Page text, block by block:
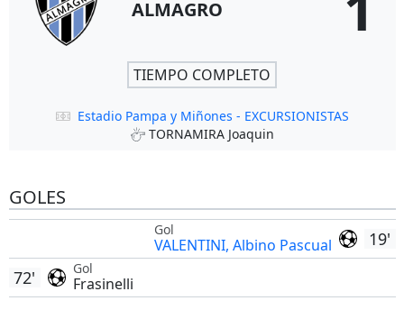
ALMAGRO
TIEMPO COMPLETO
Estadio Pampa y Miñones - EXCURSIONISTAS
TORNAMIRA Joaquin
GOLES
19'
Gol
VALENTINI, Albino Pascual
Gol
Frasinelli
72'